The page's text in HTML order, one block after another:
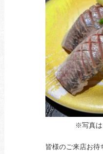
※写真は
皆様のご来店お待